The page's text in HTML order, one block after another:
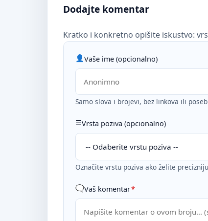
Dodajte komentar
Kratko i konkretno opišite iskustvo:
Vaše ime (opcionalno)
Samo slova i brojevi, bez linkova ili
Vrsta poziva (opcionalno)
Označite vrstu poziva ako želite
Vaš komentar*